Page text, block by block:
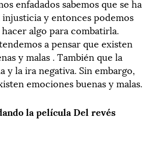
enfadados sabemos que se ha
y entonces podemos
algo para combatirla.
a pensar que existen
y malas . También que la
y la ira negativa. Sin embargo,
emociones buenas y malas.
la película Del revés